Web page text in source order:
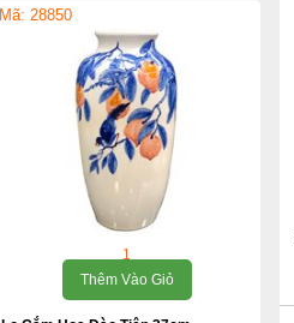
Mã: 28850
1
Thêm Vào Giỏ